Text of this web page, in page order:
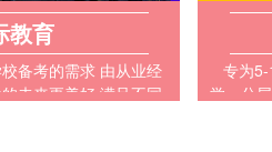
教育
备考的需求 由从业经
未来更美好 满足不同
专为
学，分